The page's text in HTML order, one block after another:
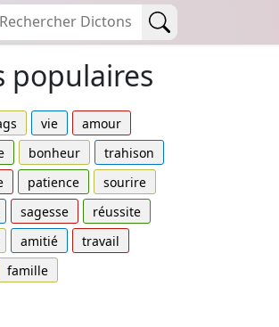
populaires
vie
amour
bonheur
trahison
patience
sourire
sagesse
réussite
amitié
travail
famille